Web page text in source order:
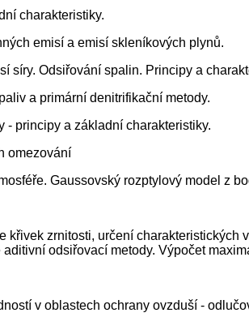
charakteristiky.
emisí a emisí skleníkových plynů.
síry. Odsiřování spalin. Principy a
a primární denitrifikační metody.
- principy a základní charakteristiky.
omezování
Gaussovský rozptylový model z
křivek zrnitosti, určení
odsiřovací metody. Výpočet
v oblastech ochrany ovzduší -